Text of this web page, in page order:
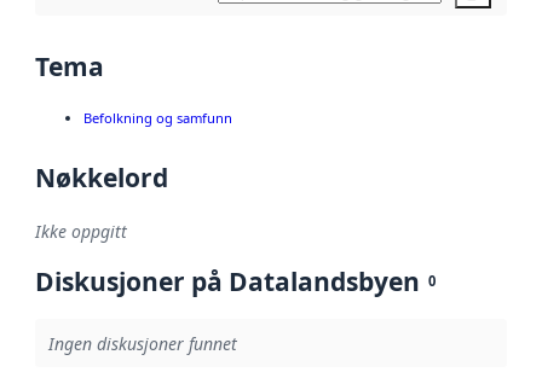
Tema
Befolkning og samfunn
Nøkkelord
Ikke oppgitt
Diskusjoner på Datalandsbyen 0
Ingen diskusjoner funnet